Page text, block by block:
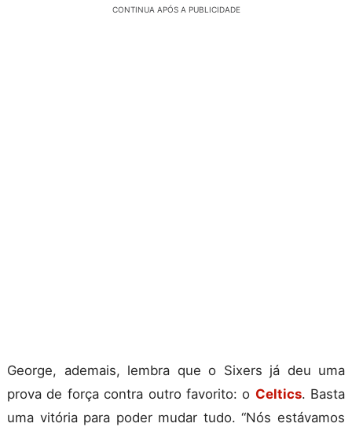
CONTINUA APÓS A PUBLICIDADE
George, ademais, lembra que o Sixers já deu uma
prova de força contra outro favorito: o Celtics. Basta
uma vitória para poder mudar tudo. “Nós estávamos